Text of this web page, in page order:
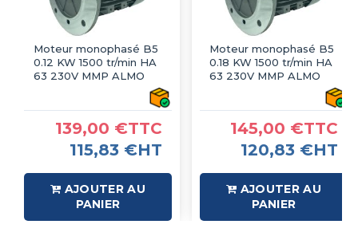
Moteur monophasé B5
0.12 KW 1500 tr/min HA
63 230V MMP ALMO
139,00 €TTC
115,83 €HT
AJOUTER AU
PANIER
Moteur monophasé B5
0.18 KW 1500 tr/min HA
63 230V MMP ALMO
145,00 €TTC
120,83 €HT
AJOUTER AU
PANIER